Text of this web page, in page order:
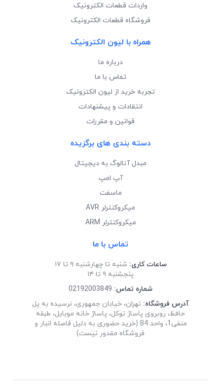
واردات قطعات الکترونیک
فروشگاه قطعات الکترونیک
همراه با لیون الکترونیک
درباره ما
تماس با ما
تجربه خرید از لیون الکترونیک
انتقادات و پیشنهادات
قوانین و مقررات
دسته بندی های برگزیده
مبدل آنالوگ به دیجیتال
آپ امپ
ماسفت
میکروکنترلر AVR
میکروکنترلر ARM
تماس با ما
ساعات کاری: شنبه تا چهارشنبه ۹ تا ۱۷
پنجشنبه ۹ تا ۱۴
شماره تماس: 02192003849
آدرس فروشگاه: تهران، خیابان جمهوری، نرسیده به پل
حافظ، روبروی پاساژ توکل، پاساژ خانه موبایل، طبقه
منفی1، واحد B4 (خرید حضوری به دلیل فاصله انبار و
فروشگاه مقدور نیست)